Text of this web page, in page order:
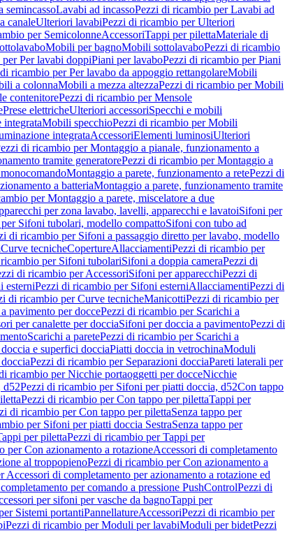
semincassoLavabi ad incassoPezzi di ricambio per Lavabi ad
canaleUlteriori lavabiPezzi di ricambio per Ulteriori
per SemicolonneAccessoriTappi per pilettaMateriale di
Mobili per bagnoMobili sottolavaboPezzi di ricambio
Per lavabi doppiPiani per lavaboPezzi di ricambio per Piani
ricambio per Per lavabo da appoggio rettangolareMobili
a colonnaMobili a mezza altezzaPezzi di ricambio per Mobili
contenitorePezzi di ricambio per Mensole
Prese elettricheUlteriori accessoriSpecchi e mobili
integrataMobili specchioPezzi di ricambio per Mobili
integrataAccessoriElementi luminosiUlteriori
di ricambio per Montaggio a pianale, funzionamento a
tramite generatorePezzi di ricambio per Montaggio a
Montaggio a parete, funzionamento a retePezzi di
a batteriaMontaggio a parete, funzionamento tramite
per Montaggio a parete, miscelatore a due
per zona lavabo, lavelli, apparecchi e lavatoiSifoni per
Sifoni tubolari, modello compattoSifoni con tubo ad
di ricambio per Sifoni a passaggio diretto per lavabo, modello
Curve tecnicheCopertureAllacciamentiPezzi di ricambio per
per Sifoni tubolariSifoni a doppia cameraPezzi di
di ricambio per AccessoriSifoni per apparecchiPezzi di
esterniPezzi di ricambio per Sifoni esterniAllacciamentiPezzi di
di ricambio per Curve tecnicheManicottiPezzi di ricambio per
pavimento per doccePezzi di ricambio per Scarichi a
per canalette per docciaSifoni per doccia a pavimentoPezzi di
Scarichi a paretePezzi di ricambio per Scarichi a
e superfici docciaPiatti doccia in vetrochinaModuli
Pezzi di ricambio per Separazioni docciaPareti laterali per
ricambio per Nicchie portaoggetti per docceNicchie
d52Pezzi di ricambio per Sifoni per piatti doccia, d52Con tappo
Pezzi di ricambio per Con tappo per pilettaTappi per
di ricambio per Con tappo per pilettaSenza tappo per
per Sifoni per piatti doccia SestraSenza tappo per
per pilettaPezzi di ricambio per Tappi per
per Con azionamento a rotazioneAccessori di completamento
al troppopienoPezzi di ricambio per Con azionamento a
Accessori di completamento per azionamento a rotazione ed
per comando a pressione PushControlPezzi di
per sifoni per vasche da bagnoTappi per
Sistemi portantiPannellatureAccessoriPezzi di ricambio per
Pezzi di ricambio per Moduli per lavabiModuli per bidetPezzi